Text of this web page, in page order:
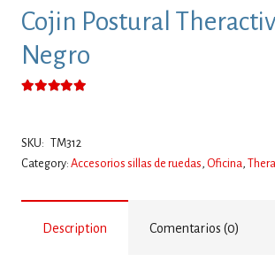
Cojin Postural
Negro
SKU: TM312
Category: Accesorios sillas de ruedas , Oficina ,
Description Comentarios (0)